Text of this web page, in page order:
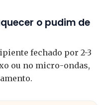
o pudim de
fechado por 2-3
ou no micro-ondas,